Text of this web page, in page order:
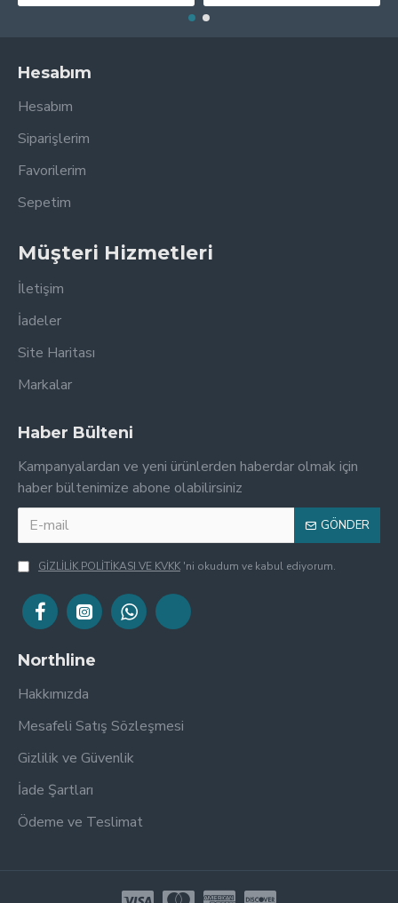
Hesabım
Hesabım
Siparişlerim
Favorilerim
Sepetim
Müşteri Hizmetleri
İletişim
İadeler
Site Haritası
Markalar
Haber Bülteni
Kampanyalardan ve yeni ürünlerden haberdar olmak için
haber bültenimize abone olabilirsiniz
GÖNDER
GİZLİLİK POLİTİKASI VE KVKK 'ni okudum ve kabul ediyorum.
Northline
Hakkımızda
Mesafeli Satış Sözleşmesi
Gizlilik ve Güvenlik
İade Şartları
Ödeme ve Teslimat